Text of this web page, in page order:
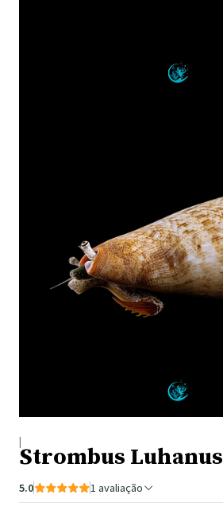
|
Strombus Luhanus
5.0 1 avaliação